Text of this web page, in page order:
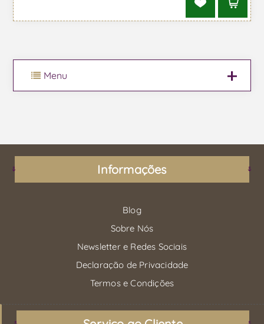
Menu
Informações
Blog
Sobre Nós
Newsletter e Redes Sociais
Declaração de Privacidade
Termos e Condições